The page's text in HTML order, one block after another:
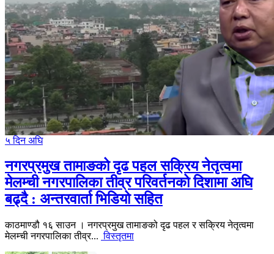
५ दिन अघि
नगरप्रमुख तामाङको दृढ पहल सक्रिय नेतृत्वमा
मेलम्ची नगरपालिका तीव्र परिवर्तनको दिशामा अघि
बढ्दै : अन्तरवार्ता भिडियो सहित
काठमाण्डौ १६ साउन । नगरप्रमुख तामाङको दृढ पहल र सक्रिय नेतृत्वमा
मेलम्ची नगरपालिका तीव्र... विस्तृतमा